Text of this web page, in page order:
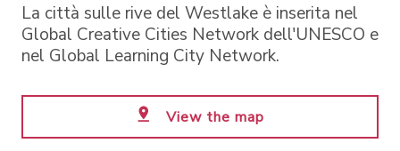
La città sulle rive del Westlake è inserita nel
Global Creative Cities Network dell'UNESCO e
nel Global Learning City Network.
View the map